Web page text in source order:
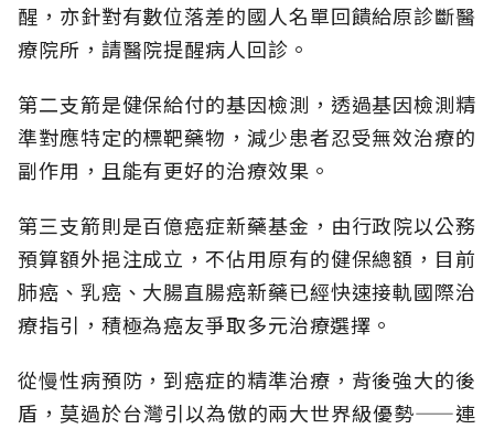
醒，亦針對有數位落差的國人名單回饋給原診斷醫
療院所，請醫院提醒病人回診。
第二支箭是健保給付的基因檢測，透過基因檢測精
準對應特定的標靶藥物，減少患者忍受無效治療的
副作用，且能有更好的治療效果。
第三支箭則是百億癌症新藥基金，由行政院以公務
預算額外挹注成立，不佔用原有的健保總額，目前
肺癌、乳癌、大腸直腸癌新藥已經快速接軌國際治
療指引，積極為癌友爭取多元治療選擇。
從慢性病預防，到癌症的精準治療，背後強大的後
盾，莫過於台灣引以為傲的兩大世界級優勢——連